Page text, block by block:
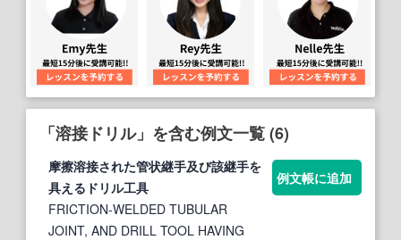
「溶接ドリル」を含む例文一覧 (6)
摩擦溶接された管状継手及び該継手を
具える ドリル工具
FRICTION-WELDED TUBULAR
JOINT, AND DRILL TOOL HAVING
例文帳に追加